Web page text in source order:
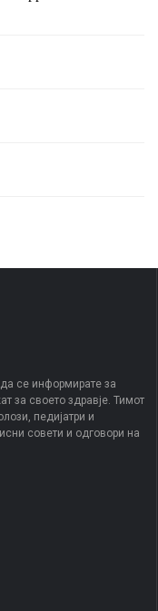
се информирате за
за своето здравје. Тимот
педијатри и
совети и одговори на